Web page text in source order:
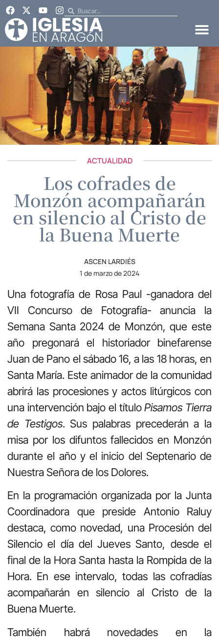
ACTUALIDAD
Los cofrades de
Monzón acompañarán
en silencio al Cristo de
la Buena Muerte
ASCEN LARDIÉS
1 de marzo de 2024
Una fotografía de Rosa Paul -ganadora del
VII Concurso de Fotografía- anuncia la
Semana Santa 2024 de Monzón, que este
año pregonará el historiador binefarense
Juan de Pano el sábado 16, a las 18 horas, en
Santa María. Este animador de la comunidad
abrirá las procesiones y actos litúrgicos con
una intervención bajo el títuloPisamos Tierra
de Testigos. Sus palabras precederán a la
misa por los difuntos fallecidos en Monzón
durante el año y el inicio del Septenario de
Nuestra Señora de los Dolores.
En la programación organizada por la Junta
Coordinadora que preside Antonio Raluy
destaca, como novedad, una Procesión del
Silencio el día del Jueves Santo, desde el
final de la Hora Santa hasta la Rompida de la
Hora. En ese intervalo, todas las cofradías
acompañarán en silencio al Cristo de la
Buena Muerte.
También habrá novedades en la